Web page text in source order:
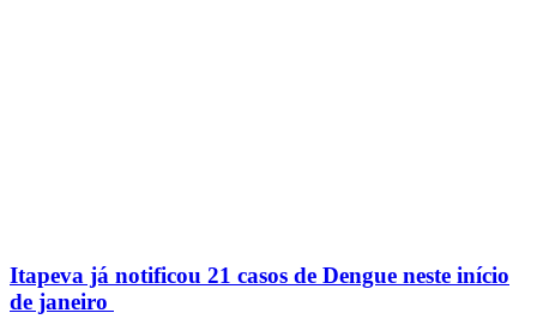
Itapeva já notificou 21 casos de Dengue neste início
de janeiro